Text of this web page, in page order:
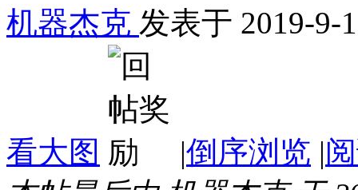
机器杰克 发表于 2019-9-
看大图 |倒序浏览 |